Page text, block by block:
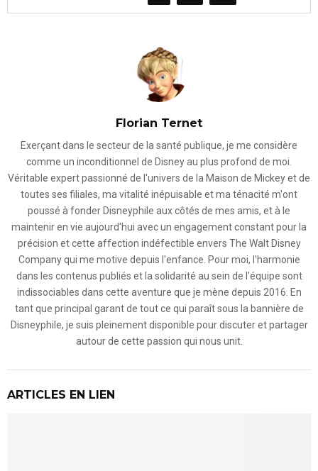
Florian Ternet
Exerçant dans le secteur de la santé publique, je me considère
comme un inconditionnel de Disney au plus profond de moi.
Véritable expert passionné de l'univers de la Maison de Mickey et de
toutes ses filiales, ma vitalité inépuisable et ma ténacité m'ont
poussé à fonder Disneyphile aux côtés de mes amis, et à le
maintenir en vie aujourd'hui avec un engagement constant pour la
précision et cette affection indéfectible envers The Walt Disney
Company qui me motive depuis l'enfance. Pour moi, l'harmonie
dans les contenus publiés et la solidarité au sein de l'équipe sont
indissociables dans cette aventure que je mène depuis 2016. En
tant que principal garant de tout ce qui paraît sous la bannière de
Disneyphile, je suis pleinement disponible pour discuter et partager
autour de cette passion qui nous unit.
ARTICLES EN LIEN